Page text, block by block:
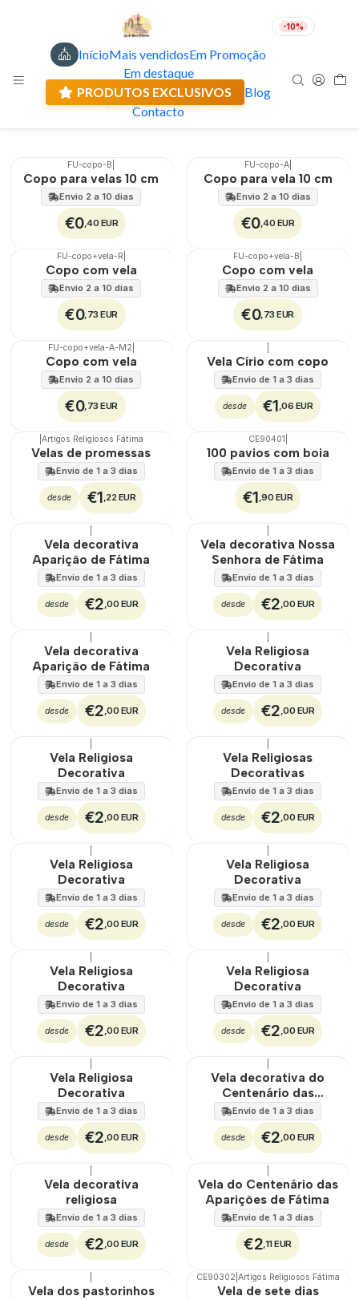
-10%
InícioMais vendidosEm Promoção
Em destaque
PRODUTOS EXCLUSIVOS
Blog
Contacto
EUR Velas
Velas com várias imagens religiosas.
Filtros
🇵🇹
FU-copo-B
Copo para velas 10 cm
Envio 2 a 10 dias
€0,40 EUR
🇵🇹
FU-copo-A|
Copo para vela 10 cm
Envio 2 a 10 dias
€0,40 EUR
FU-copo+vela-R
Copo com vela
Envio 2 a 10 dias
€0,73 EUR
TOP
FU-copo+vela-B
Copo com vela
Envio 2 a 10 dias
€0,73 EUR
FU-copo+vela-A-M2
Copo com vela
Envio 2 a 10 dias
€0,73 EUR
Vela Círio com copo
Envio de 1 a 3 dias
desde €1,06 EUR
🇵🇹
100%
TOP
Artigos Religiosos Fátima
Velas de promessas
Envio de 1 a 3 dias
desde €1,22 EUR
🇵🇹
TOP
CE90401
100 pavios com boia
Envio de 1 a 3 dias
€1,90 EUR
Vela decorativa
Aparição de Fátima
Envio de 1 a 3 dias
desde €2,00 EUR
🇵🇹
Vela decorativa Nossa
Senhora de Fátima
Envio de 1 a 3 dias
desde €2,00 EUR
Vela decorativa
Aparição de Fátima
Envio de 1 a 3 dias
desde €2,00 EUR
Vela Religiosa
Decorativa
Envio de 1 a 3 dias
desde €2,00 EUR
Vela Religiosa
Decorativa
Envio de 1 a 3 dias
desde €2,00 EUR
Vela Religiosas
Decorativas
Envio de 1 a 3 dias
desde €2,00 EUR
Vela Religiosa
Decorativa
Envio de 1 a 3 dias
desde €2,00 EUR
Vela Religiosa
Decorativa
Envio de 1 a 3 dias
desde €2,00 EUR
Vela Religiosa
Decorativa
Envio de 1 a 3 dias
desde €2,00 EUR
Vela Religiosa
Decorativa
Envio de 1 a 3 dias
desde €2,00 EUR
Vela Religiosa
Decorativa
Envio de 1 a 3 dias
desde €2,00 EUR
🇵🇹Vela decorativa do
Centenário das
Aparições de Fátima
Envio de 1 a 3 dias
desde €2,00 EUR
Vela decorativa
religiosa
Envio de 1 a 3 dias
desde €2,00 EUR
Não Disponível
Vela do Centenário das
Aparições de Fátima
Envio de 1 a 3 dias
€2,11 EUR
Não Disponível
Vela dos pastorinhos 100%
CE90302 Artigos Religiosos Fátima
Vela de sete dias